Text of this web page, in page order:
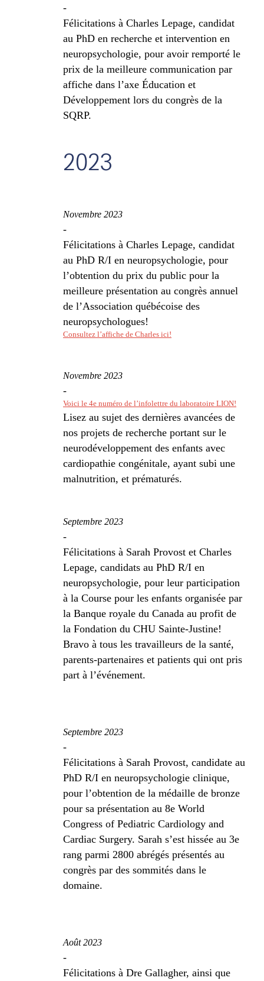
-
Félicitations à Charles Lepage, candidat
au PhD en recherche et intervention en
neuropsychologie, pour avoir remporté le
prix de la meilleure communication par
affiche dans l’axe Éducation et
Développement lors du congrès de la
SQRP.
2023
Novembre 2023
-
Félicitations à Charles Lepage, candidat
au PhD R/I en neuropsychologie, pour
l’obtention du prix du public pour la
meilleure présentation au congrès annuel
de l’Association québécoise des
neuropsychologues!
Consultez l’affiche de Charles ici!
Novembre 2023
-
Voici le 4e numéro de l’infolettre du laboratoire LION!
Lisez au sujet des dernières avancées de
nos projets de recherche portant sur le
neurodéveloppement des enfants avec
cardiopathie congénitale, ayant subi une
malnutrition, et prématurés.
Septembre 2023
-
Félicitations à Sarah Provost et Charles
Lepage, candidats au PhD R/I en
neuropsychologie, pour leur participation
à la Course pour les enfants organisée par
la Banque royale du Canada au profit de
la Fondation du CHU Sainte-Justine!
Bravo à tous les travailleurs de la santé,
parents-partenaires et patients qui ont pris
part à l’événement.
Septembre 2023
-
Félicitations à Sarah Provost, candidate au
PhD R/I en neuropsychologie clinique,
pour l’obtention de la médaille de bronze
pour sa présentation au 8e World
Congress of Pediatric Cardiology and
Cardiac Surgery. Sarah s’est hissée au 3e
rang parmi 2800 abrégés présentés au
congrès par des sommités dans le
domaine.
Août 2023
-
Félicitations à Dre Gallagher, ainsi que